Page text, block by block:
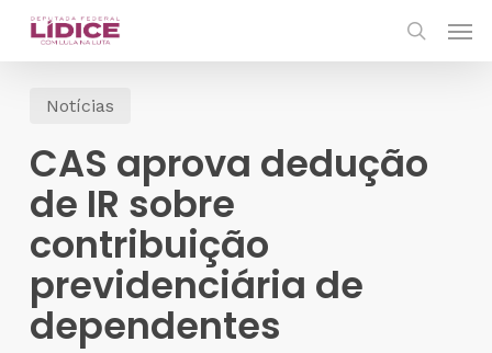
Skip
contentNotícias
CAS aprova dedução
de IR sobre
contribuição
previdenciária de
dependentes